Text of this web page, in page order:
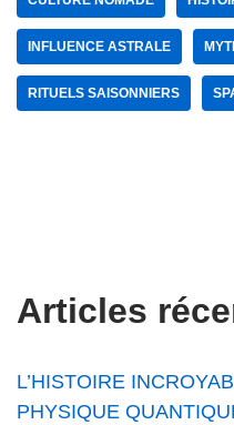
INFLUENCE ASTRALE
RITUELS SAISONNIERS
Articles
L’HISTOIRE
PHYSIQUE